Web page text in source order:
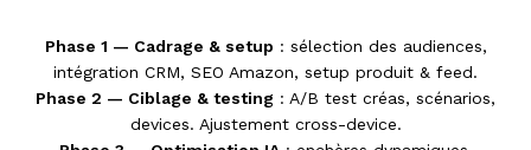
Phase 1 — Cadrage & setup : sélection des audiences,
intégration CRM, SEO Amazon, setup produit & feed.
Phase 2 — Ciblage & testing : A/B test créas, scénarios,
devices. Ajustement cross-device.